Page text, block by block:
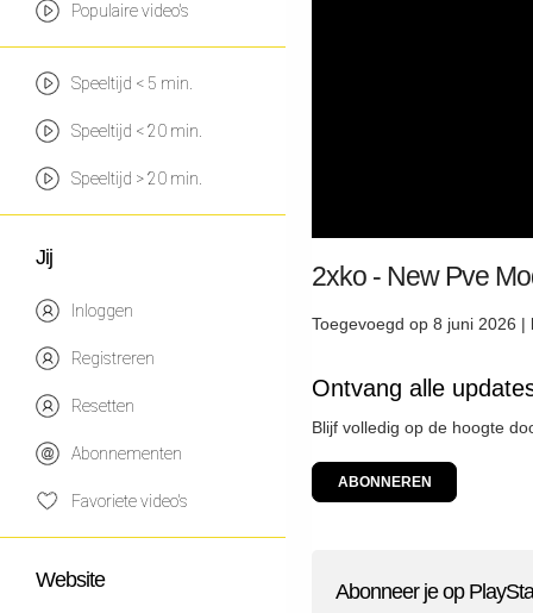
Populaire video's
Speeltijd < 5 min.
Speeltijd < 20 min.
Speeltijd > 20 min.
Jij
Inloggen
Registreren
Resetten
Abonnementen
Favoriete video's
Website
2xko - New Pve
Toegevoegd op 8 juni 2026 |
Ontvang alle
Blijf volledig op de hoogte
ABONNEREN
Abonneer je op